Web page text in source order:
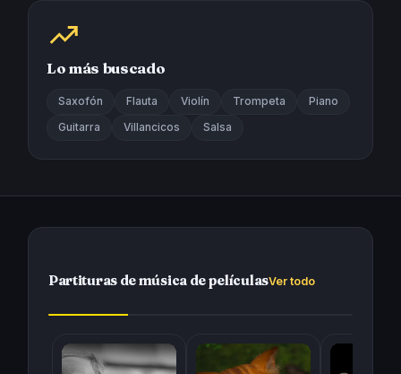
Lo más buscado
Saxofón Flauta Violín Trompeta Piano
Guitarra Villancicos Salsa
Partituras de música de películasVer todo